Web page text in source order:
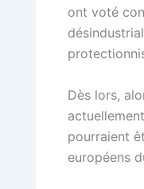
ont voté
Dès lors,
pourraient
européens